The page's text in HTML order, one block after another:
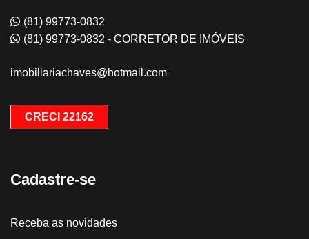
(81) 99773-0832
(81) 99773-0832 - CORRETOR DE IMÓVEIS
imobiliariachaves@hotmail.com
CRECI 22162
Cadastre-se
Receba as novidades